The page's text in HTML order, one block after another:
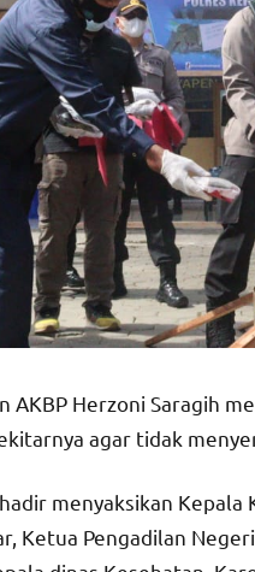
AKBP Herzoni Saragih
agar tidak
menyaksikan Kepala
Ketua Pengadilan